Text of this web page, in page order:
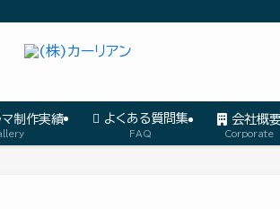
制作実績 よくある質問集
FAQ
会社概
Corporate